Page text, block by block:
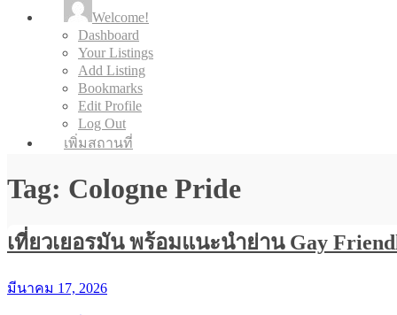
Welcome!
Dashboard
Your Listings
Add Listing
Bookmarks
Edit Profile
Log Out
เพิ่มสถานที่
Tag: Cologne Pride
เที่ยวเยอรมัน พร้อมแนะนำย่าน Gay
มีนาคม 17, 2026